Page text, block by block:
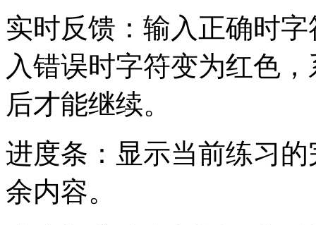
实时反馈：输入正确时
入错误时字符变为红色
后才能继续。
进度条：显示当前练习
余内容。